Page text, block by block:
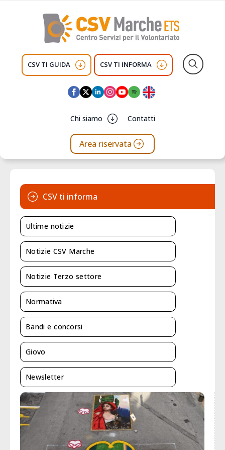
CSV TI GUIDA CSV TI INFORMA
Chi siamo Contatti
Area riservata
CSV ti informa
Ultime notizie
Notizie CSV Marche
Notizie Terzo settore
Normativa
Bandi e concorsi
Giovo
Newsletter